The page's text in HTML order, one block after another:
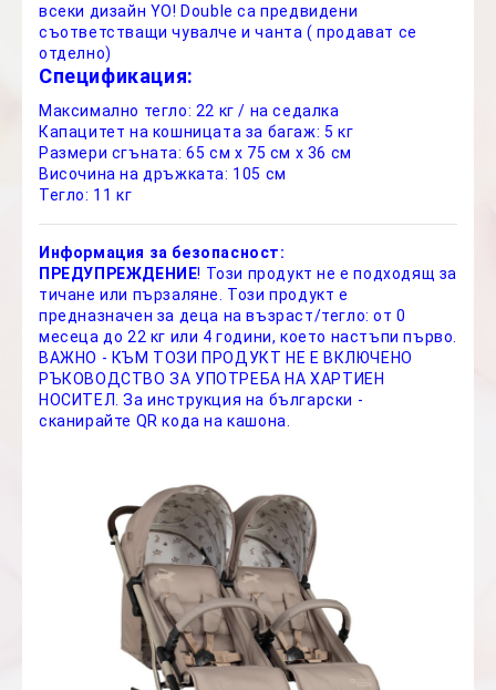
всеки дизайн YO! Double са предвидени
съответстващи чувалче и чанта ( продават се
отделно)
Спецификация:
Максимално тегло: 22 кг / на седалка
Капацитет на кошницата за багаж: 5 кг
Размери сгъната: 65 см x 75 см x 36 см
Височина на дръжката: 105 см
Тегло: 11 кг
Информация за безопасност:
ПРЕДУПРЕЖДЕНИЕ! Този продукт не е подходящ за
тичане или пързаляне. Този продукт е
предназначен за деца на възраст/тегло: от 0
месеца до 22 кг или 4 години, което настъпи първо.
ВАЖНО - КЪМ ТОЗИ ПРОДУКТ НЕ Е ВКЛЮЧЕНО
РЪКОВОДСТВО ЗА УПОТРЕБА НА ХАРТИЕН
НОСИТЕЛ. За инструкция на български -
сканирайте QR кода на кашона.